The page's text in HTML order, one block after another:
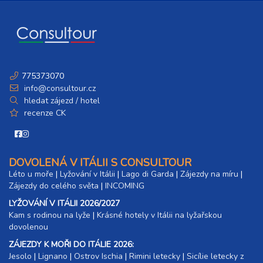
19.09. - 23.09.26
sobota - středa
19.09. - 24.09.26
sobota - čtvrtek
8 200 Kč
sobota - sobota
26.09. - 29.09.26
sobota - úterý
4 dny (3 noci)
5 000 Kč
26.09. - 30.09.26
sobota - středa
5 dní (4 noci)
6 600 Kč
26.09. - 01.10.26
775373070
info@consultour.cz
hledat zájezd / hotel
recenze CK
DOVOLENÁ V ITÁLII S CONSULTOUR
Léto u moře | Lyžování v Itálii | Lago di Garda | Zájezdy na míru |
Zájezdy do celého světa | INCOMING
LYŽOVÁNÍ V ITÁLII 2026/2027
Kam s rodinou na lyže |​ Krásné hotely v Itálii na lyžařskou
dovolenou
ZÁJEZDY K MOŘI DO ITÁLIE 2026:
Jesolo | Lignano | Ostrov Ischia | Rimini letecky | Sicílie letecky z